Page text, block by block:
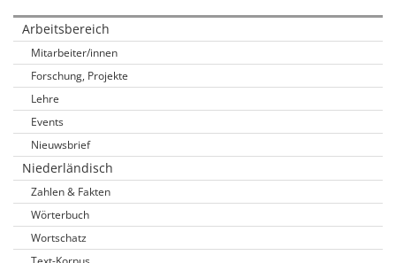
Arbeitsbereich
Mitarbeiter/innen
Forschung, Projekte
Lehre
Events
Nieuwsbrief
Niederländisch
Zahlen & Fakten
Wörterbuch
Wortschatz